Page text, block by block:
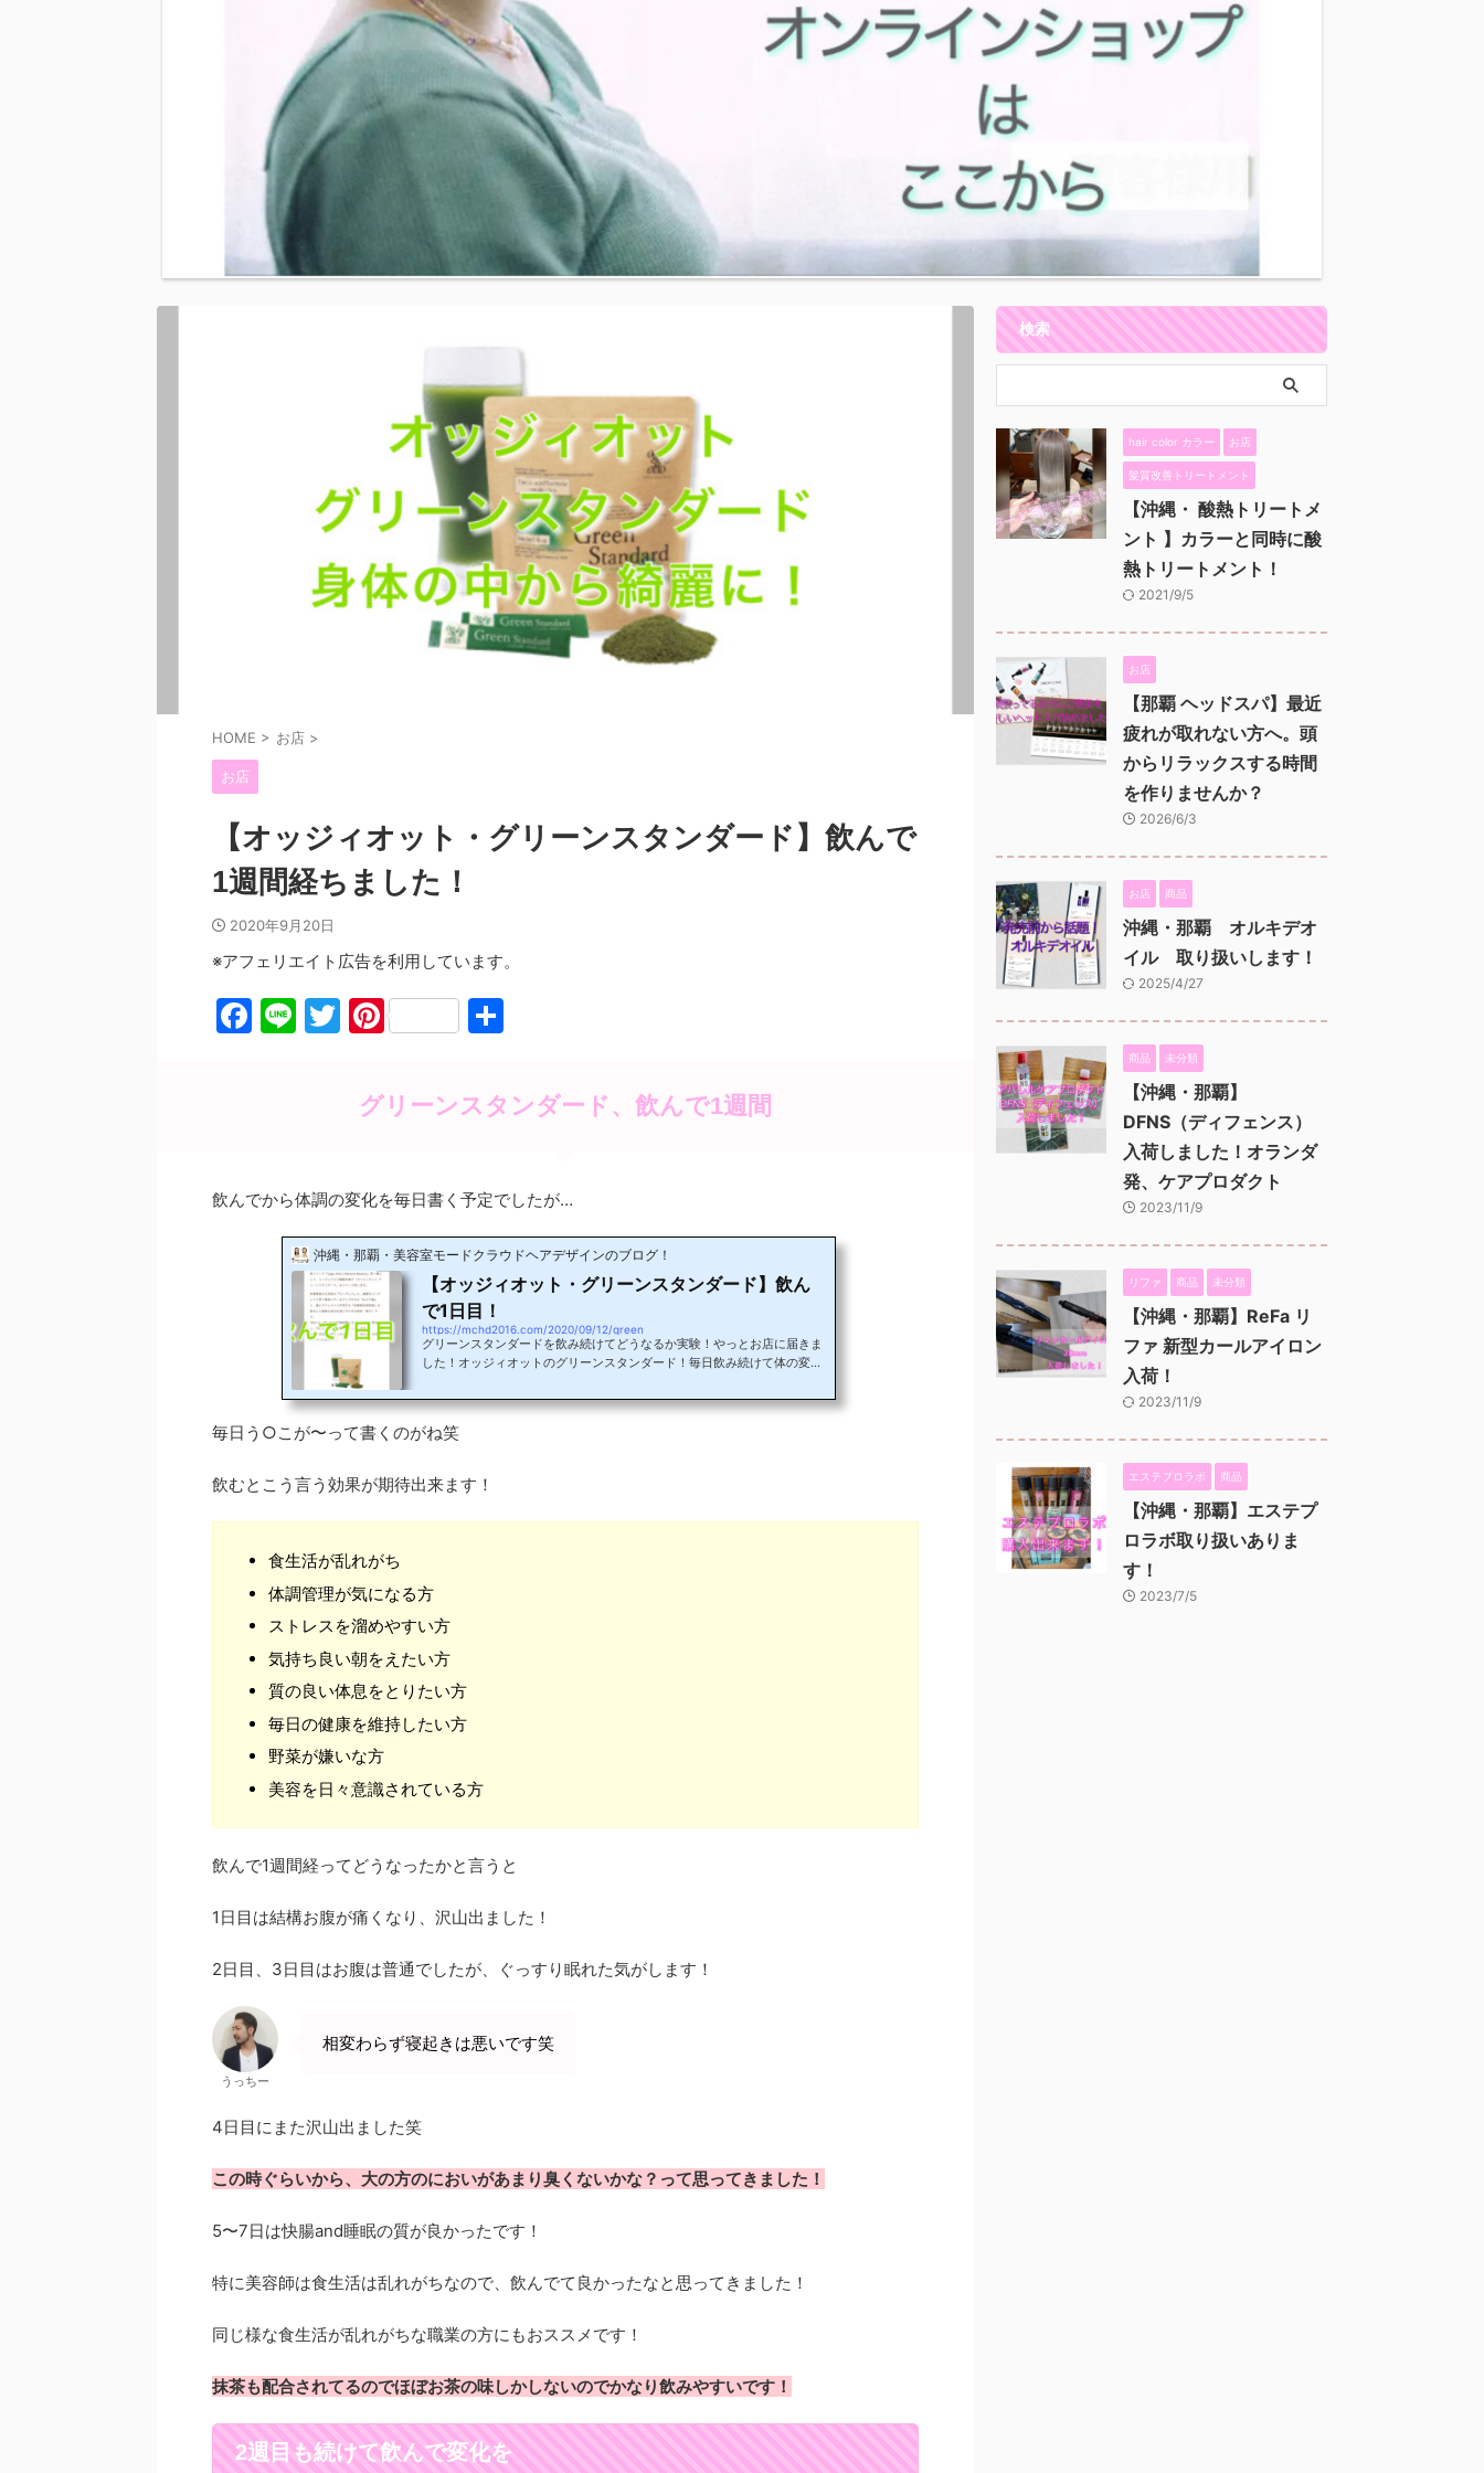
HOME > お店 >
お店
【オッジィオット・グリーンスタンダード】飲んで
1週間経ちました！
2020年9月20日
※アフェリエイト広告を利用しています。
F
o
Li T
itt
er
Pi
er
e
グリーンスタンダード、飲んで1週間
飲んでから体調の変化を毎日書く予定でしたが…
沖縄・那覇・美容室モードクラウドヘアデザインのブログ！
【オッジィオット・グリーンスタンダード】飲ん
で1日目！
https://mchd2016.com/2020/09/12/green
グリーンスタンダードを飲み続けてどうなるか実験！やっとお店に届きま
した！オッジィオットのグリーンスタンダード！毎日飲み続けて体の変化
に飲んで先程、1日経って急にお腹が…笑なんかめっちゃ出ました！特に冷
ーンスタンダードの効果！？1週間続けてみます！毎日飲んで、毎日体の
るかも笑青汁なんですが、緑茶みたいな...
毎日う○こが〜って書くのがね笑
飲むとこう言う効果が期待出来ます！
食生活が乱れがち
体調管理が気になる方
ストレスを溜めやすい方
気持ち良い朝をえたい方
質の良い体息をとりたい方
毎日の健康を維持したい方
野菜が嫌いな方
美容を日々意識されている方
飲んで1週間経ってどうなったかと言うと
1日目は結構お腹が痛くなり、沢山出ました！
2日目、3日目はお腹は普通でしたが、ぐっすり眠れた気がします！
うっちー
相変わらず寝起きは悪いです笑
4日目にまた沢山出ました笑
この時ぐらいから、大の方のにおいがあまり臭くないかな？って思ってきました！
5〜7日は快腸and睡眠の質が良かったです！
特に美容師は食生活は乱れがちなので、飲んでて良かったなと思ってきました！
同じ様な食生活が乱れがちな職業の方にもおススメです！
抹茶も配合されてるのでほぼお茶の味しかしないのでかなり飲みやすいです！
2週目も続けて飲んで変化を
検索
hair color カラー お店
髪質改善トリートメント
【沖縄・ 酸熱トリートメ
ント 】カラーと同時に酸
熱トリートメント！
2021/9/5
お店
【那覇 ヘッドスパ】最近
疲れが取れない方へ。頭
からリラックスする時間
を作りませんか？
2026/6/3
お店 商品
沖縄・那覇 オルキデオ
イル 取り扱いします！
2025/4/27
商品 未分類
【沖縄・那覇】
DFNS（ディフェンス）
入荷しました！オランダ
発、ケアプロダクト
2023/11/9
リファ 商品 未分類
【沖縄・那覇】ReFa リ
ファ 新型カールアイロン
入荷！
2023/11/9
エステプロラボ 商品
【沖縄・那覇】エステプ
ロラボ取り扱いありま
す！
2023/7/5